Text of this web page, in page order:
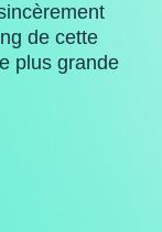
de cette
plus grande